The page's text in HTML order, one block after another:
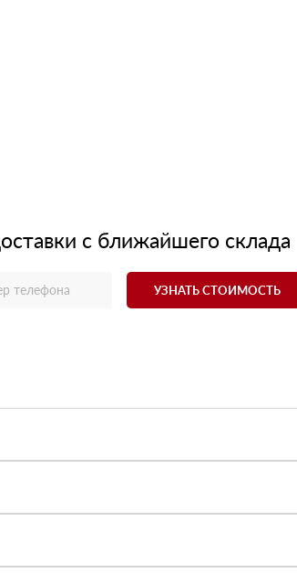
с ближайшего склада
УЗНАТЬ СТОИМОСТЬ